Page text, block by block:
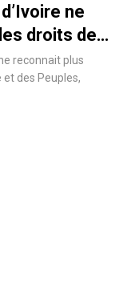
ne
droits de…
reconnait plus
des Peuples,